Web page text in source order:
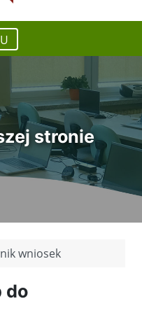
stronie
wniosek
do